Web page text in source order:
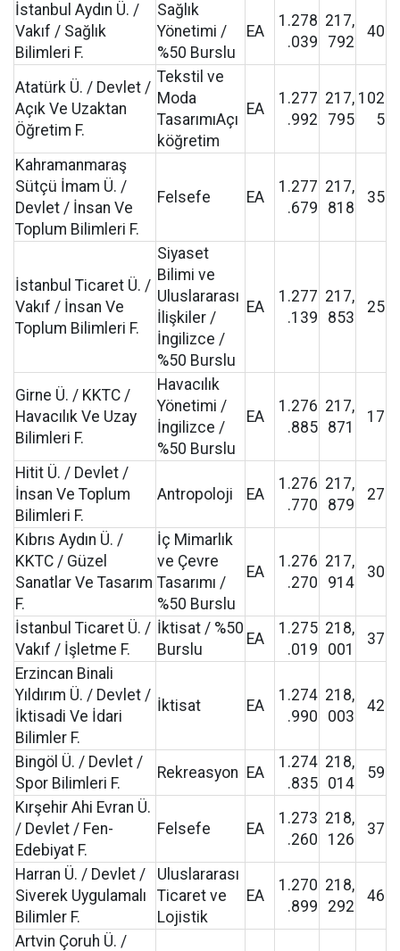
İstanbul Aydın Ü. /
Vakıf / Sağlık
Bilimleri F.
Sağlık
Yönetimi /
%50 Burslu
EA
1.278
.039
217,
792
40
Atatürk Ü. / Devlet /
Açık Ve Uzaktan
Öğretim F.
Tekstil ve
Moda
TasarımıAçı
köğretim
EA
1.277
.992
217,
795
102
5
Kahramanmaraş
Sütçü İmam Ü. /
Devlet / İnsan Ve
Toplum Bilimleri F.
Felsefe EA
1.277
.679
217,
818
35
İstanbul Ticaret Ü. /
Vakıf / İnsan Ve
Toplum Bilimleri F.
Siyaset
Bilimi ve
Uluslararası
İlişkiler /
İngilizce /
%50 Burslu
EA
1.277
.139
217,
853
25
Girne Ü. / KKTC /
Havacılık Ve Uzay
Bilimleri F.
Havacılık
Yönetimi /
İngilizce /
%50 Burslu
EA
1.276
.885
217,
871
17
Hitit Ü. / Devlet /
İnsan Ve Toplum
Bilimleri F.
Antropoloji EA
1.276
.770
217,
879
27
Kıbrıs Aydın Ü. /
KKTC / Güzel
Sanatlar Ve Tasarım
F.
İç Mimarlık
ve Çevre
Tasarımı /
%50 Burslu
EA
1.276
.270
217,
914
30
İstanbul Ticaret Ü. /
Vakıf / İşletme F.
İktisat / %50
Burslu
EA
1.275
.019
218,
001
37
Erzincan Binali
Yıldırım Ü. / Devlet /
İktisadi Ve İdari
Bilimler F.
İktisat EA
1.274
.990
218,
003
42
Bingöl Ü. / Devlet /
Spor Bilimleri F.
Rekreasyon EA
1.274
.835
218,
014
59
Kırşehir Ahi Evran Ü.
/ Devlet / Fen-
Edebiyat F.
Felsefe EA
1.273
.260
218,
126
37
Harran Ü. / Devlet /
Siverek Uygulamalı
Bilimler F.
Uluslararası
Ticaret ve
Lojistik
EA
1.270
.899
218,
292
46
Artvin Çoruh Ü. /